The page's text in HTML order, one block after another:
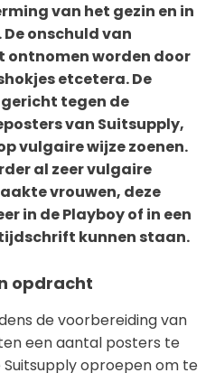
van het gezin en in
onschuld van
ontnomen worden door
etcetera. De
tegen de
van Suitsupply,
vulgaire wijze zoenen.
al zeer vulgaire
vrouwen, deze
in de Playboy of in een
kunnen staan.
opdracht
de voorbereiding van
een aantal posters te
oproepen om te